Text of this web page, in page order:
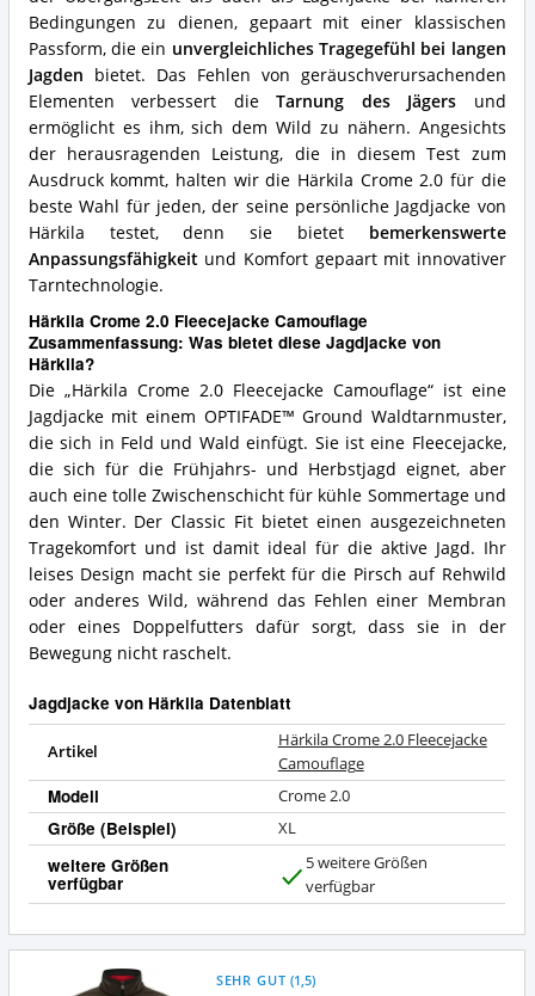
Bedingungen zu dienen, gepaart mit einer klassischen
Passform, die ein unvergleichliches Tragegefühl bei langen
Jagden bietet. Das Fehlen von geräuschverursachenden
Elementen verbessert dieTarnung des Jägers und
ermöglicht es ihm, sich dem Wild zu nähern. Angesichts
der herausragenden Leistung, die in diesem Test zum
Ausdruck kommt, halten wir die Härkila Crome 2.0 für die
beste Wahl für jeden, der seine persönliche Jagdjacke von
Härkila testet, denn sie bietet bemerkenswerte
Anpassungsfähigkeitund Komfort gepaart mit innovativer
Tarntechnologie.
Härkila Crome 2.0 Fleecejacke Camouflage
Zusammenfassung: Was bietet diese Jagdjacke von
Härkila?
Die „Härkila Crome 2.0 Fleecejacke Camouflage“ ist eine
Jagdjacke mit einem OPTIFADE™ Ground Waldtarnmuster,
die sich in Feld und Wald einfügt. Sie ist eine Fleecejacke,
die sich für die Frühjahrs- und Herbstjagd eignet, aber
auch eine tolle Zwischenschicht für kühle Sommertage und
den Winter. Der Classic Fit bietet einen ausgezeichneten
Tragekomfort und ist damit ideal für die aktive Jagd. Ihr
leises Design macht sie perfekt für die Pirsch auf Rehwild
oder anderes Wild, während das Fehlen einer Membran
oder eines Doppelfutters dafür sorgt, dass sie in der
Bewegung nicht raschelt.
Jagdjacke von Härkila Datenblatt
Artikel
Härkila Crome 2.0 Fleecejacke
Camouflage
Modell Crome 2.0
Größe (Beispiel) XL
weitere Größen
verfügbar
a
5 weitere Größen
verfügbar
SEHR GUT (1,5)